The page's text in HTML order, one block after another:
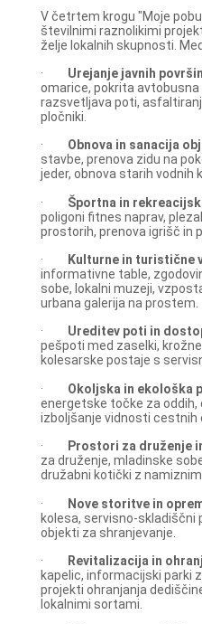
V četrtem krogu "Moje
številnimi raznolikimi
želje lokalnih skupnosti.
· Urejanje javnih
omarice, pokrita
razsvetljava poti,
pločniki.
· Obnova in sanacija
stavbe, prenova zidu na
jeder, obnova starih vodnih
· Športna in
poligoni fitnes naprav,
prostorih, prenova igrišč in
·
Kulturne in turistične
informativne table,
sobe, lokalni muzeji,
urbana galerija na prostem.
· Ureditev poti in
pešpoti med zaselki,
kolesarske postaje s
· Okoljska in ekološka
energetske točke za oddih,
izboljšanje vidnosti cestnih
·
Prostori za druženje
za druženje, mladinske
družabni kotički z
·
Nove storitve in
kolesa, servisno-skladiščni
objekti za shranjevanje.
·
Revitalizacija in
kapelic, informacijski parki
projekti ohranjanja
lokalnimi sortami.